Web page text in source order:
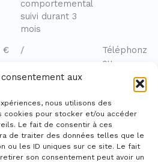
aux
nous utilisons des
cookies pour stocker et/ou accéder
Le fait de consentir à ces
de traiter des données telles que le
ou les ID uniques sur ce site. Le fait
son consentement peut avoir un
comportemental
suivi durant 3
mois
€ /
Téléphonz
ou
Domicile
d’entraînement
(en PDF)
Suivi durant 3
mois
en
présence
du chat